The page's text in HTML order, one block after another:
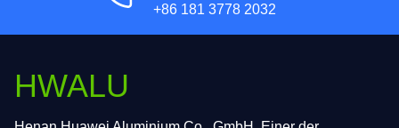
+86 181 3778 2032
HWALU